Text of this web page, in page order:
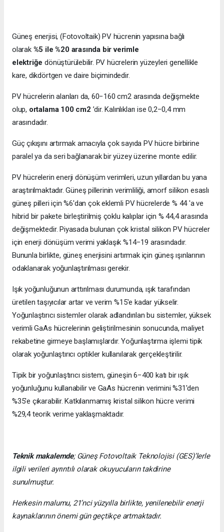
Güneş enerjisi, (Fotovoltaik) PV hücrenin yapısına bağlı
olarak %5 ile %20 arasında bir verimle
elektriğedönüştürülebilir. PV hücrelerin yüzeyleri genellikle
kare, dikdörtgen ve daire biçimindedir.
PV hücrelerin alanları da, 60−160 cm2 arasında değişmekte
olup, ortalama 100 cm2 ’dir. Kalınlıkları ise 0,2−0,4 mm
arasındadır.
Güç çıkışını artırmak amacıyla çok sayıda PV hücre birbirine
paralel ya da seri bağlanarak bir yüzey üzerine monte edilir.
PV hücrelerin enerji dönüşüm verimleri, uzun yıllardan bu yana
araştırılmaktadır. Güneş pillerinin verimliliği, amorf silikon esaslı
güneş pilleri için %6'dan çok eklemli PV hücrelerde % 44 'a ve
hibrid bir pakete birleştirilmiş çoklu kalıplar için % 44,4 arasında
değişmektedir. Piyasada bulunan çok kristal silikon PV hücreler
için enerji dönüşüm verimi yaklaşık %14−19 arasındadır.
Bununla birlikte, güneş enerjisini artırmak için güneş ışınlarının
odaklanarak yoğunlaştırılması gerekir.
Işık yoğunluğunun arttırılması durumunda, ışık tarafından
üretilen taşıyıcılar artar ve verim %15'e kadar yükselir.
Yoğunlaştırıcı sistemler olarak adlandırılan bu sistemler, yüksek
verimli GaAs hücrelerinin geliştirilmesinin sonucunda, maliyet
rekabetine girmeye başlamışlardır. Yoğunlaştırma işlemi tipik
olarak yoğunlaştırıcı optikler kullanılarak gerçekleştirilir.
Tipik bir yoğunlaştırıcı sistem, güneşin 6−400 katı bir ışık
yoğunluğunu kullanabilir ve GaAs hücrenin verimini %31'den
%35'e çıkarabilir. Katkılanmamış kristal silikon hücre verimi
%29,4 teorik verime yaklaşmaktadır.
Teknik makalemde; Güneş Fotovoltaik Teknolojisi (GES)’lerle
ilgili verileri ayrıntılı olarak okuyucuların takdirine
sunulmuştur.
Herkesin malumu, 21’nci yüzyılla birlikte, yenilenebilir enerji
kaynaklarının önemi gün geçtikçe artmaktadır.